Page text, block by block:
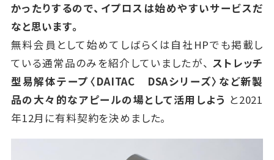
かったりするので、イプロスは始めやすいサービスだ
なと思います。
無料会員として始めてしばらくは自社HPでも掲載し
ている通常品のみを紹介していましたが、 ストレッチ
型易解体テープ〈DAITAC DSAシリーズ〉など新製
品の大々的なアピールの場として活用しよう と2021
年12月に有料契約を決めました。